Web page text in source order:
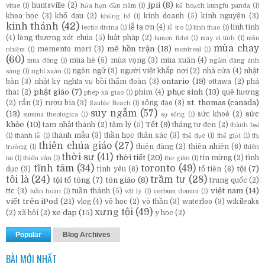
vitae (1) huntsville (2) hứa hẹn đầu năm (1) jpii (8) kế hoạch kungfu panda (1)
khoa học (3) khổ đau (2) khủng bố (1) kinh doanh (5) kinh nguyện (3)
kinh thánh (42) lectio divina (1) lễ tạ ơn (4) lễ tro (1) linh thao (1) linh tinh
(4) lòng thương xót chúa (5) luật pháp (2) lumen fidei (1) máy vi tính (1) mầu
nhiệm (1) memento mori (3) mê hồn trận (18) montreal (1) mùa chay
(60) mùa đông (1) mùa hè (5) mùa vọng (3) mùa xuân (4) ngắm đàng ánh
sáng (1) nghỉ xuân (1) ngôn ngữ (3) người việt khắp nơi (2) nhà cửa (4) nhật
bản (3) nhật ký nghĩa vụ bồi thẩm đoàn (3) ontario (19) ottawa (2) phá
thai (2) phật giáo (7) phép xã giao (1) phim (4) phục sinh (13) quê hương
(2) rắn (2) rượu bia (3) Sauble Beach (1) sống đạo (3) st. thomas (canada)
(13)
summa theologica (1) suy ngẫm (57) sự sống (1) sức khoẻ (2) sức
khỏe (10) tam nhật thánh (2) tâm lý (5) Tết (9) tháng tư đen (2) thành bại
(1) thánh lễ (1) thánh mẫu (3) thần học thân xác (3) thể dục (1) thế giới (1) thị
trường (1) thiên chúa giáo (27) thiên đàng (2) thiên nhiên (6) thiên
tai (1) thiên văn (1) thời sự (41) thời tiết (20) thư giản (1) tin mừng (2) tình
dục (3) tĩnh tâm (34) tình yêu (6) toronto (49) tổ tiên (6) tội (7)
tôi là (24) tội tổ tông (7) tôn giáo (8) trầm tư (28) trung quốc (2)
ttc (3) tuần hoàn (1) tuần thánh (5) vật lý (1) verbum domini (1) việt nam (14)
viết trên iPod (21) vlog (4) võ học (2) vô thần (3) waterloo (3) wikileaks
(2) xã hội (2) xe đạp (15) xưng tội (49) y học (2)
Popular Blog Archives
BÀI MỚI NHẤT